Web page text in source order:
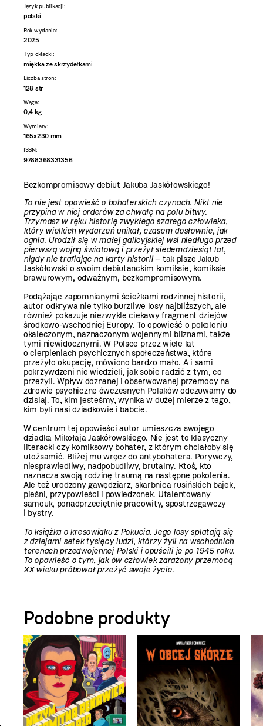
Język publikacji:
polski
Rok wydania:
2025
Typ okładki:
miękka ze skrzydełkami
Liczba stron:
128 str
Waga:
0,4 kg
Wymiary:
165x230 mm
ISBN:
9788368331356
Bezkompromisowy debiut Jakuba Jaskółowskiego!
To nie jest opowieść o bohaterskich czynach. Nikt nie
przypina w niej orderów za chwałę na polu bitwy.
Trzymasz w ręku historię zwykłego szarego człowieka,
który wielkich wydarzeń unikał, czasem dosłownie, jak
ognia. Urodził się w małej galicyjskiej wsi niedługo przed
pierwszą wojną światową i przeżył siedemdziesiąt lat,
nigdy nie trafiając na karty historii– tak pisze Jakub
Jaskółowski o swoim debiutanckim komiksie, komiksie
brawurowym, odważnym, bezkompromisowym.
Podążając zapomnianymi ścieżkami rodzinnej historii,
autor odkrywa nie tylko burzliwe losy najbliższych, ale
również pokazuje niezwykle ciekawy fragment dziejów
środkowo-wschodniej Europy. To opowieść o pokoleniu
okaleczonym, naznaczonym wojennymi bliznami, także
tymi niewidocznymi. W Polsce przez wiele lat
o cierpieniach psychicznych społeczeństwa, które
przeżyło okupację, mówiono bardzo mało. A i sami
pokrzywdzeni nie wiedzieli, jak sobie radzić z tym, co
przeżyli. Wpływ doznanej i obserwowanej przemocy na
zdrowie psychiczne ówczesnych Polaków odczuwamy do
dzisiaj. To, kim jesteśmy, wynika w dużej mierze z tego,
kim byli nasi dziadkowie i babcie.
W centrum tej opowieści autor umieszcza swojego
dziadka Mikołaja Jaskółowskiego. Nie jest to klasyczny
literacki czy komiksowy bohater, z którym chciałoby się
utożsamić. Bliżej mu wręcz do antybohatera. Porywczy,
niesprawiedliwy, nadpobudliwy, brutalny. Ktoś, kto
naznacza swoją rodzinę traumą na następne pokolenia.
Ale też urodzony gawędziarz, skarbnica rusińskich bajek,
pieśni, przypowieści i powiedzonek. Utalentowany
samouk, ponadprzeciętnie pracowity, spostrzegawczy
i bystry.
To książka o kresowiaku z Pokucia. Jego losy splatają się
z dziejami setek tysięcy ludzi, którzy żyli na wschodnich
terenach przedwojennej Polski i opuścili je po 1945 roku.
To opowieść o tym, jak ów człowiek zarażony przemocą
XX wieku próbował przeżyć swoje życie.
Podobne produkty